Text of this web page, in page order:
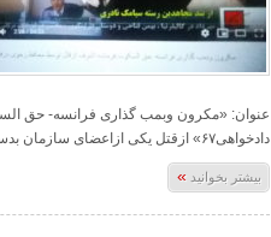
عنوان: «مکرون وبمب گذاری فرانسه- حق
دادخواهی۶۷» ازقتل یکی ازاعضای سازمان بدست افشین
بیشتر بخوانید»